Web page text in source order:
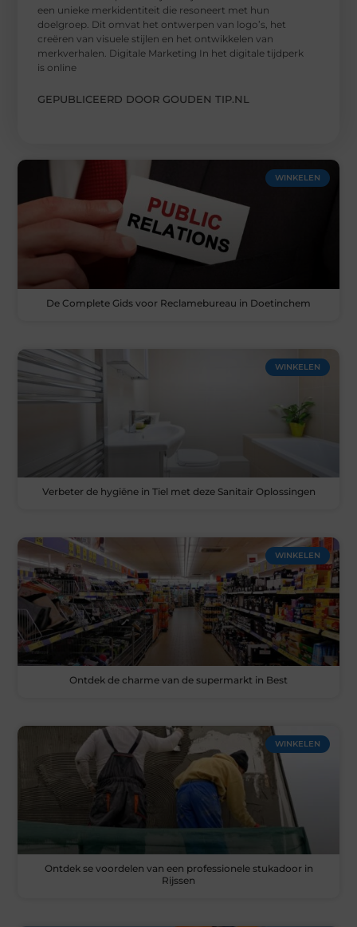
een unieke merkidentiteit die resoneert met hun
doelgroep. Dit omvat het ontwerpen van logo’s, het
creëren van visuele stijlen en het ontwikkelen van
merkverhalen. Digitale Marketing In het digitale tijdperk
is online
GEPUBLICEERD DOOR GOUDEN TIP.NL
WINKELEN
De Complete Gids voor Reclamebureau in Doetinchem
WINKELEN
Verbeter de hygiëne in Tiel met deze Sanitair Oplossingen
WINKELEN
Ontdek de charme van de supermarkt in Best
WINKELEN
Ontdek se voordelen van een professionele stukadoor in
Rijssen